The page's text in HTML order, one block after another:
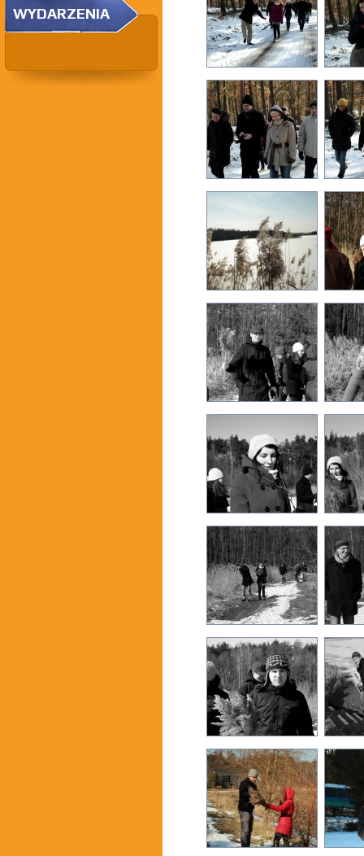
WYDARZENIA